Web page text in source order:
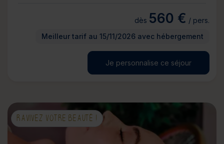
dès 560 € / pers.
Meilleur tarif au 15/11/2026 avec hébergement
Je personnalise ce séjour
RAVIVEZ VOTRE BEAUTÉ !